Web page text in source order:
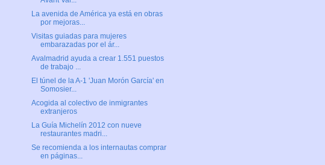
La avenida de América ya está en obras
por mejoras...
Visitas guiadas para mujeres
embarazadas por el ár...
Avalmadrid ayuda a crear 1.551 puestos
de trabajo ...
El túnel de la A-1 'Juan Morón García' en
Somosier...
Acogida al colectivo de inmigrantes
extranjeros
La Guía Michelín 2012 con nueve
restaurantes madri...
Se recomienda a los internautas comprar
en páginas...